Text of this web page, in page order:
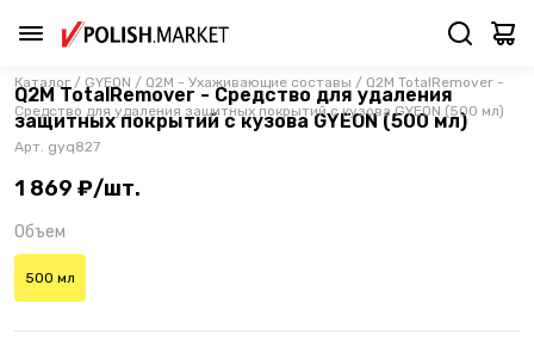
Каталог / GYEON / Q2M - Ухаживающие составы / Q2M TotalRemover -
Средство для удаления защитных покрытий с кузова GYEON (500 мл)
Q2M TotalRemover - Средство для удаления
защитных покрытий с кузова GYEON (500 мл)
Арт. gyq827
1 869 ₽/шт.
Объем
500 мл